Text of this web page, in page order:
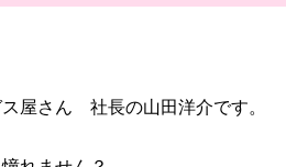
屋さん 社長の山田洋介です。